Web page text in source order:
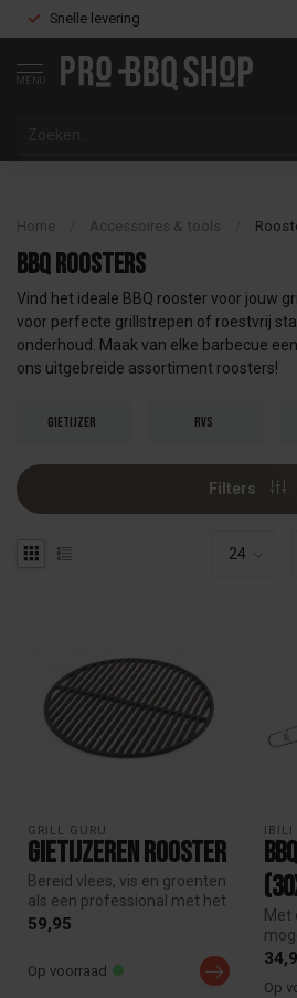
Snelle levering
MENU
Home Accessoires & tools
BBQ roosters
Vind het ideale BBQ rooster voor jouw
voor perfecte grillstrepen of roestvrij
onderhoud. Maak van elke barbecue
ons uitgebreide assortiment roosters!
Gietijzer RVS
Filters
GRILL GURU
Gietijzeren rooster
Bereid vlees, vis en groenten
als een professional met het
Grill Guru gietijzere...
59,95
Op voorraad
IBILI
Met
Het
Op